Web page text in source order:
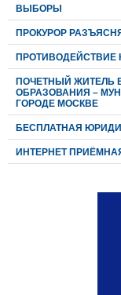
ВЫБОРЫ
ПРОКУРОР
ПРОТИВОДЕЙСТВИЕ
ПОЧЕТНЫЙ ЖИТЕЛЬ
ОБРАЗОВАНИЯ –
ГОРОДЕ МОСКВЕ
БЕСПЛАТНАЯ
ИНТЕРНЕТ